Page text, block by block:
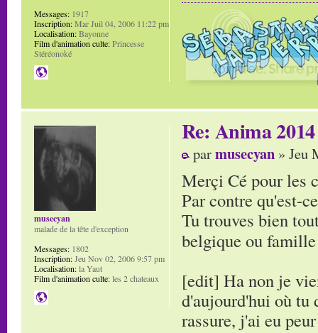
Messages: 1917
Inscription:Mar Juil 04, 2006 11:22 pm
Localisation:Bayonne
Film d'animation culte:Princesse
Stéréonoké
Re: Anima 2014
parmusecyan » Jeu
Merçi Cé pour les
Par contre qu'est-
Tu trouves bien
belgique ou
[edit] Ha non je
d'aujourd'hui où tu
rassure, j'ai eu
musecyan
malade de la tête d'exception
Messages: 1802
Inscription:Jeu Nov 02, 2006 9:57 pm
Localisation:la Yaut
Film d'animation culte:les 2 chateaux